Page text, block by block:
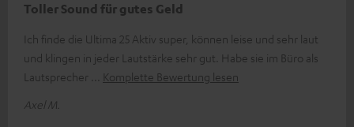
Toller Sound für gutes Geld
Ich finde die Ultima 25 Aktiv super, können leise und sehr laut
und klingen in jeder Lautstärke sehr gut. Habe sie im Büro als
Lautsprecher
Komplette Bewertung lesen
Axel M.